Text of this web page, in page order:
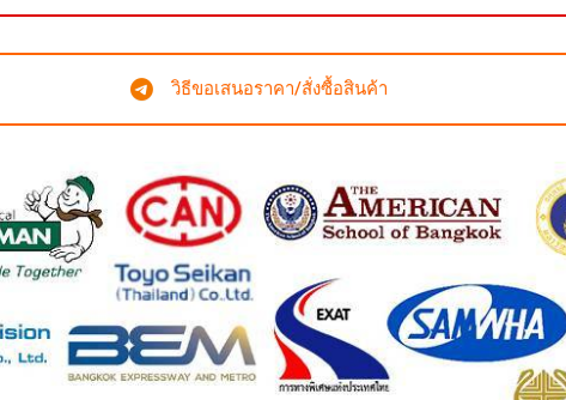
วิธีขอเสนอราคา/สั่งซื้อสินค้า